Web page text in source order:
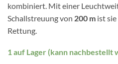
kombiniert. Mit einer
Schallstreuung von 200 m ist
Rettung.
1 auf Lager (kann nachbestellt